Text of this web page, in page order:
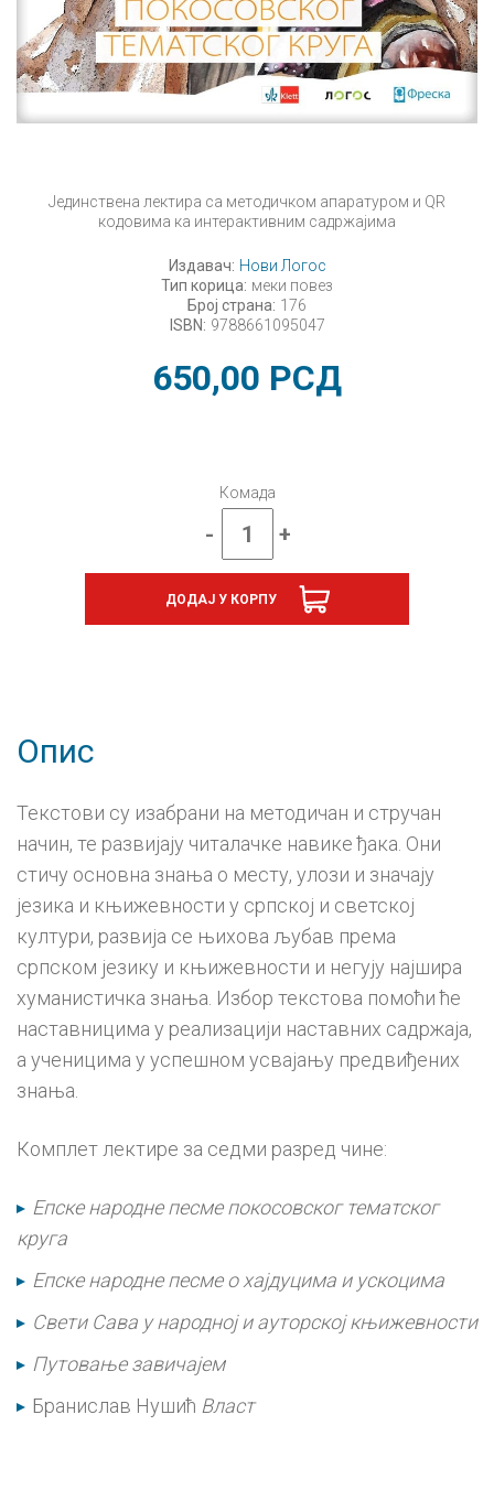
Јединствена лектира са методичком апаратуром и QR
кодовима ка интерактивним садржајима
Издавач: Нови Логос
Тип корица: меки повез
Број страна: 176
ISBN: 9788661095047
650,00 РСД
Комада
-
Епске
народне
покосовског
тематског
+
ДОДАЈ У КОРПУ
Опис
Текстови су изабрани на методичан и стручан
начин, те развијају читалачке навике ђака. Они
стичу основна знања о месту, улози и значају
језика и књижевности у српској и светској
култури, развија се њихова љубав према
српском језику и књижевности и негују најшира
хуманистичка знања. Избор текстова помоћи ће
наставницима у реализацији наставних садржаја,
а ученицима у успешном усвајању предвиђених
знања.
Комплет лектире за седми разред чине:
Епске народне песме покосовског тематског
круга
Епске народне песме о хајдуцима и ускоцима
Свети Сава у народној и ауторској књижевности
Путовање завичајем
Бранислав Нушић Власт